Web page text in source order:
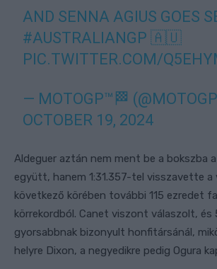
AND SENNA AGIUS GOES
#AUSTRALIANGP 🇦🇺
PIC.TWITTER.COM/
— MOTOGP™🏁
OCTOBER 19, 2024
Aldeguer aztán nem ment be a bokszba
együtt, hanem 1:31.357-tel visszavette
következő körében további 115 ezredet
körrekordból. Canet viszont válaszolt, és
gyorsabbnak bizonyult honfitársánál,
helyre Dixon, a negyedikre pedig Ogura